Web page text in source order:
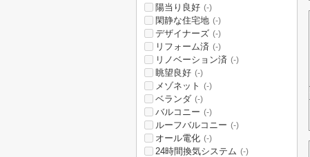
陽当り良好 (-)
閑静な住宅地 (-)
デザイナーズ (-)
リフォーム済 (-)
リノベーション済 (-)
眺望良好 (-)
メゾネット (-)
ベランダ (-)
バルコニー (-)
ルーフバルコニー (-)
オール電化 (-)
24時間換気システム (-)